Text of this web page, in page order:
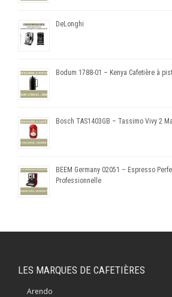
DeLonghi
Bodum 1788-01 – Kenya Cafetière à
Bosch TAS1403GB – Tassimo Vivy 2
BEEM Germany 02051 – Espresso
Professionnelle
LES MARQUES DE CAFETIÈRES
Arendo